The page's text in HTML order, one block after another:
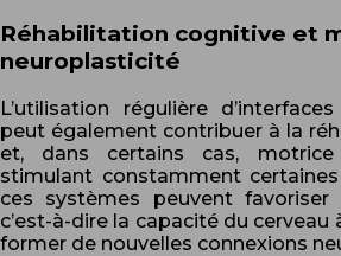
Réhabilitation cognitive et
neuroplasticité
L’utilisation régulière
peut également contribuer à la
et, dans certains cas,
stimulant constamment
ces systèmes peuvent favoriser
c’est-à-dire la capacité du cerveau
former de nouvelles connexions